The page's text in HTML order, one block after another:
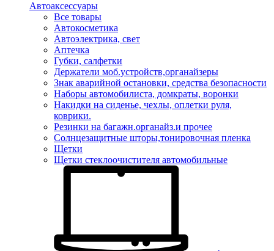
Автоаксессуары
Все товары
Автокосметика
Автоэлектрика, свет
Аптечка
Губки, салфетки
Держатели моб.устройств,органайзеры
Знак аварийной остановки, средства безопасности
Наборы автомобилиста, домкраты, воронки
Накидки на сиденье, чехлы, оплетки руля,
коврики.
Резинки на багажн.органайз.и прочее
Солнцезащитные шторы,тонировочная пленка
Щетки
Щетки стеклоочистителя автомобильные